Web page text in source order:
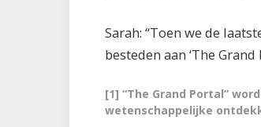
Sarah: “Toen we de
besteden aan ‘The Grand
[1] “The Grand Portal”
wetenschappelijke